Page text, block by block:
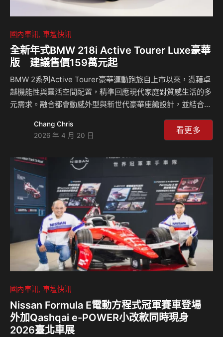
國內車訊 車壇快訊
全新年式BMW 218i Active Tourer Luxe豪華
版 建議售價159萬元起
BMW 2系列Active Tourer豪華運動跑旅自上市以來，憑藉卓
越機能性與靈活空間配置，精準回應現代家庭對質感生活的多
元需求。融合都會動感外型與新世代豪華座艙設計，並結合直
度。BMW總代理汎德今（20）日正式發表全新年式BMW
218i Active Tourer Luxe豪華版，建議售價新台幣159萬元
坐體驗，再次詮釋都會運動跑旅自信而從容的風格魅力。 全
新年式BMW 218i Active Tourer Luxe豪華版承襲新世代車系
的現代幾何美學，以簡約線條勾勒動感與優雅兼具的…
Chang Chris
2026 年 4 月 20 日
看更多
國內車訊 車壇快訊
Nissan Formula E電動方程式冠軍賽車登場
外加Qashqai e-POWER小改款同時現身
2026臺北車展